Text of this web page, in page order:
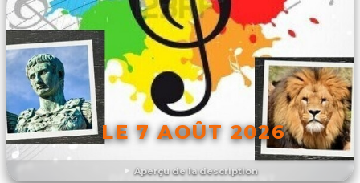
Aperçu de la description
LE 7 AOÛT 2026
DÉCOUVRIR L'ÉVÉNEMENT